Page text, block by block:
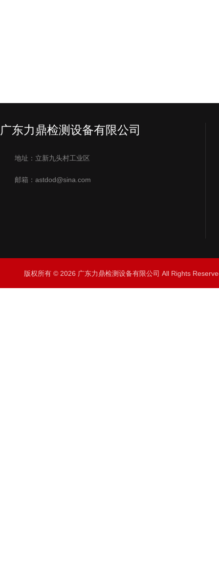
广东力鼎检测设备有限公司
地址：立新九头村工业区
邮箱：astdod@sina.com
版权所有 © 2026 广东力鼎检测设备有限公司 All Rights